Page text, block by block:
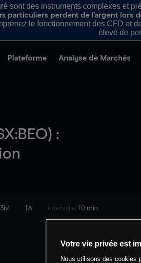
sont des instruments complexes et
particuliers perdent de l’argent
le fonctionnement des CFD et
élevé de
Plateforme Analyse de Marchés
:
3M 1A intervalle: 10 min
Votre vie privée est
Nous utilisons des cookies